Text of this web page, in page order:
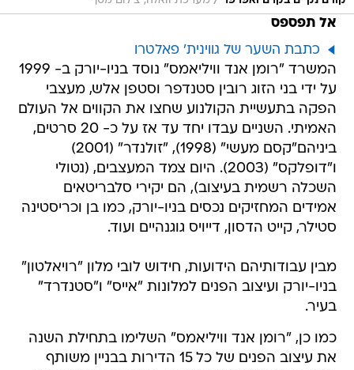
אל תפספס
כתבת השער של גווינית' פאלטרו
המשרד "רומן אנד וויליאמס" נוסד בניו-יורק ב- 1999
על ידי בני הזוג רובין סטנדפר וסטפן אלש, מעצבי
הפקה בתעשיית הקולנוע שחצו את הקווים אל העולם
האמיתי. השניים עבדו יחד עד אז על כ- 20 סרטים,
ביניהם"קסם מעשי" (1998), "זולנדר" (2001)
ו"דופלקס" (2003). היום צמד המעצבים, (נטולי
השכלה רשמית בעיצוב), הם יקירי סלבריטאים
אמידים המחזיקים נכסים בניו-יורק, כמו בן וכריסטינה
סטילר, קייט הדסון, דייויס גוגנהיים ועוד.
מבין עבודותיהם הידועות, חידוש לובי מלון "רויאלטון"
בניו-יורק ועיצוב הפנים למלונות "אייס" ו"סטנדרד"
בעיר.
כמו כן, "רומן אנד וויליאמס" השלימו בתחילת השנה
את עיצוב הפנים של כל 15 הדירות בבניין משותף